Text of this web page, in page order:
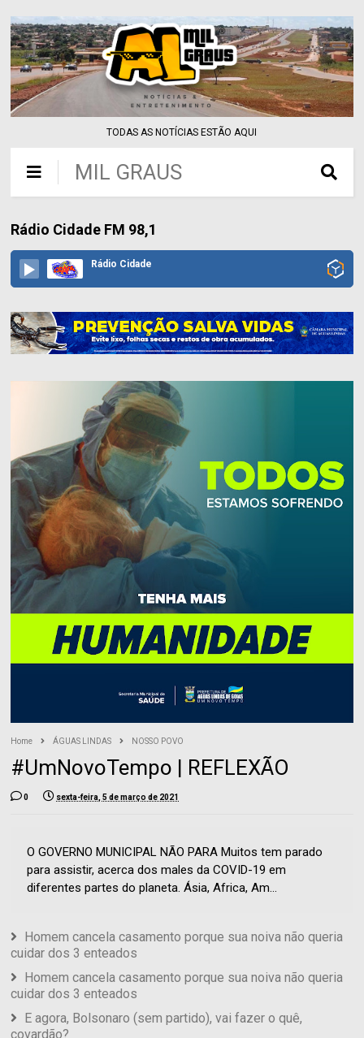
TODAS AS NOTÍCIAS ESTÃO AQUI
MIL GRAUS
Rádio Cidade FM 98,1
Rádio Cidade
Home ÁGUAS LINDAS NOSSO POVO
#UmNovoTempo | REFLEXÃO
0 sexta-feira, 5 de março de 2021
O GOVERNO MUNICIPAL NÃO PARA Muitos tem parado
para assistir, acerca dos males da COVID-19 em
diferentes partes do planeta. Ásia, Africa, Am...
Homem cancela casamento porque sua noiva não queria
cuidar dos 3 enteados
Homem cancela casamento porque sua noiva não queria
cuidar dos 3 enteados
E agora, Bolsonaro (sem partido), vai fazer o quê,
covardão?